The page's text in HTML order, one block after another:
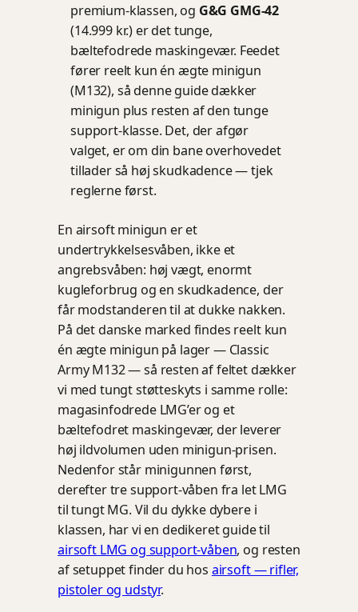
premium-klassen, og G&G GMG-42
(14.999 kr.) er det tunge,
bæltefodrede maskingevær. Feedet
fører reelt kun én ægte minigun
(M132), så denne guide dækker
minigun plus resten af den tunge
support-klasse. Det, der afgør
valget, er om din bane overhovedet
tillader så høj skudkadence — tjek
reglerne først.
En airsoft minigun er et
undertrykkelsesvåben, ikke et
angrebsvåben: høj vægt, enormt
kugleforbrug og en skudkadence, der
får modstanderen til at dukke nakken.
På det danske marked findes reelt kun
én ægte minigun på lager — Classic
Army M132 — så resten af feltet dækker
vi med tungt støtteskyts i samme rolle:
magasinfodrede LMG’er og et
bæltefodret maskingevær, der leverer
høj ildvolumen uden minigun-prisen.
Nedenfor står minigunnen først,
derefter tre support-våben fra let LMG
til tungt MG. Vil du dykke dybere i
klassen, har vi en dedikeret guide til
airsoft LMG og support-våben, og resten
af setuppet finder du hos airsoft — rifler,
pistoler og udstyr.